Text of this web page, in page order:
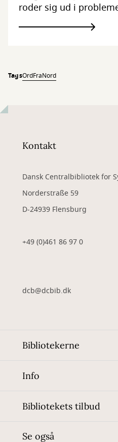
roder sig ud i
TagsOrdFraNord
Kontakt
Dansk Centralbibliotek for
Norderstraße 59
D-24939 Flensburg
+49 (0)461 86 97 0
dcb@dcbib.dk
Bibliotekerne
Info
Bibliotekets tilbud
Se også